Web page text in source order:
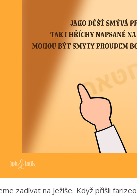
zadívat na Ježíše. Když přišli